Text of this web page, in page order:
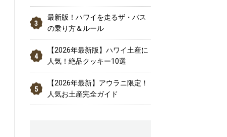
最新版！ハワイを走るザ・バス
の乗り方＆ルール
【2026年最新版】ハワイ土産に
人気！絶品クッキー10選
【2026年最新】アウラニ限定！
人気お土産完全ガイド